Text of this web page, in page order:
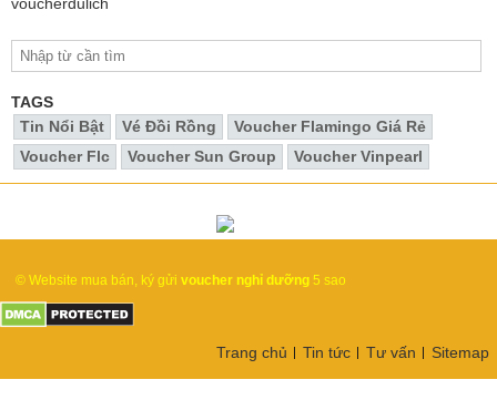
TAGS
Tin Nổi Bật
Vé Đồi Rồng
Voucher Flamingo Giá Rẻ
Voucher Flc
Voucher Sun Group Voucher Vinpearl
© Website mua bán, ký gửivoucher nghỉ dưỡng 5 sao
Trang chủ Tin tức Tư vấn Sitemap